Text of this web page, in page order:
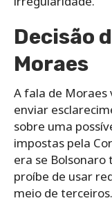
Decisão
Moraes
A fala de Moraes
enviar
sobre uma
impostas pela
era se
proíbe de usar
meio de terceiros.